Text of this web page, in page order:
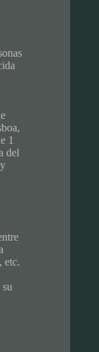
1
del
etc.